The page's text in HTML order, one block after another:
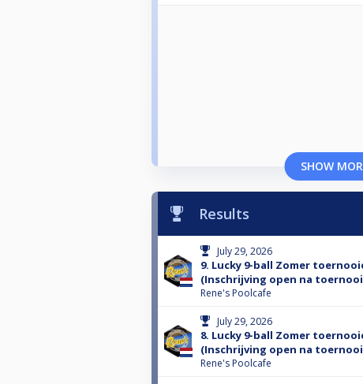
SHOW
Results
July 29, 2026
9. Lucky 9-ball Zomer
(Inschrijving open na toernooi
Rene's Poolcafe
July 29, 2026
8. Lucky 9-ball Zomer
(Inschrijving open na toernooi
Rene's Poolcafe